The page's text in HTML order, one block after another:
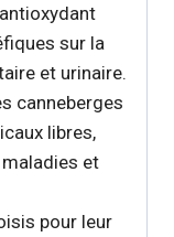
sur la
et urinaire.
canneberges
libres,
et
pour leur